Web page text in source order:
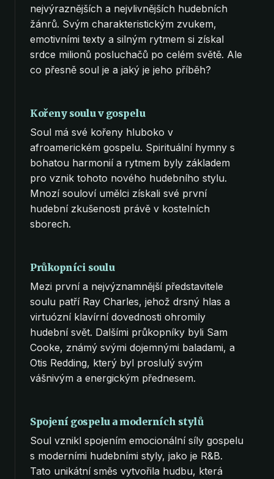
nejvýraznějších a nejvlivnějších hudebních
žánrů. Svým charakteristickým zvukem,
emotivními texty a silným rytmem si získal
srdce milionů posluchačů po celém světě. Ale
co přesně soul je a jaký je jeho příběh?
Kořeny soulu v gospelu
Soul má své kořeny hluboko v
afroamerickém gospelu. Spirituální hymny s
bohatou harmonií a rytmem byly základem
pro vznik tohoto nového hudebního stylu.
Mnozí souloví umělci získali své první
hudební zkušenosti právě v kostelních
sborech.
Průkopníci soulu
Mezi první a nejvýznamnější představitele
soulu patří Ray Charles, jehož drsný hlas a
virtuózní klavírní dovednosti ohromily
hudební svět. Dalšími průkopníky byli Sam
Cooke, známý svými dojemnými baladami, a
Otis Redding, který byl proslulý svým
vášnivým a energickým přednesem.
Spojení gospelu a moderních stylů
Soul vznikl spojením emocionální síly gospelu
s moderními hudebními styly, jako je R&B.
Tato unikátní směs vytvořila hudbu, která